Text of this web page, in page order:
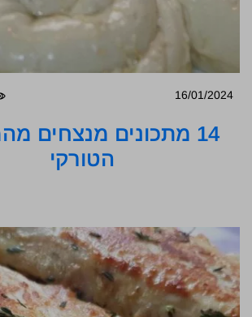
16/01/2024
14 מתכונים מנצחים
הטורקי